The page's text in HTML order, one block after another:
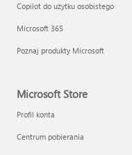
Copilot do użytku osobistego
Microsoft 365
Poznaj produkty Microsoft
Microsoft Store
Profil konta
Centrum pobierania